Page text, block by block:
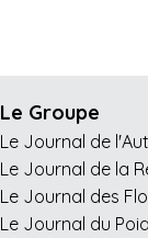
Le Groupe
Le Journal de
Le Journal de la
Le Journal des
Le Journal du